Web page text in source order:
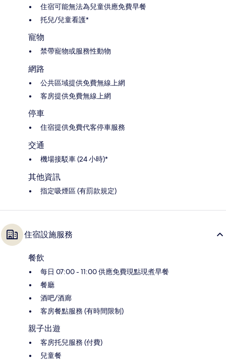
住宿可能無法為兒童供應免費早餐
托兒/兒童看護*
寵物
禁帶寵物或服務性動物
網路
公共區域提供免費無線上網
客房提供免費無線上網
停車
住宿提供免費代客停車服務
交通
機場接駁車 (24 小時)*
其他資訊
指定吸煙區 (有罰款規定)
住宿設施服務
餐飲
每日 07:00 - 11:00 供應免費現點現煮早餐
餐廳
酒吧/酒廊
客房餐點服務 (有時間限制)
親子出遊
客房托兒服務 (付費)
兒童餐